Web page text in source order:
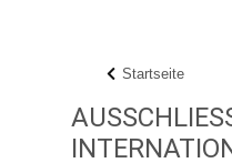
Startseite